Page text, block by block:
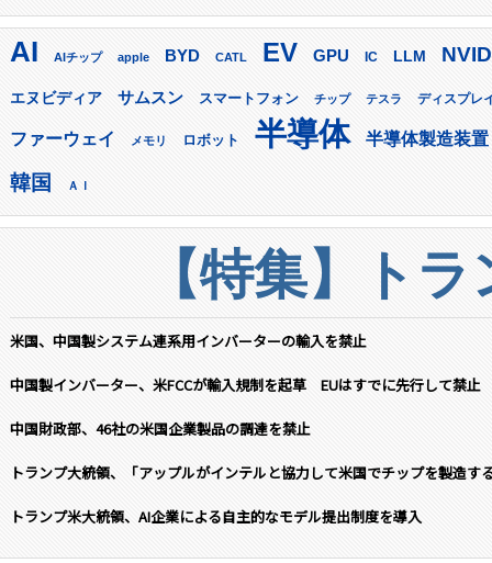
AI AIチップ apple BYD CATL EV GPU IC LLM
エヌビディア サムスン スマートフォン チップ テスラ ディスプレ
ファーウェイ メモリ ロボット 半導体 半導体製造装置
韓国 ＡＩ
【特集】ト
米国、中国製システム連系用インバーターの輸入を禁止
中国製インバーター、米FCCが輸入規制を起草 EUはすでに先行して禁止
中国財政部、46社の米国企業製品の調達を禁止
トランプ大統領、「アップルがインテルと協力して米国でチップを製造す
トランプ米大統領、AI企業による自主的なモデル提出制度を導入